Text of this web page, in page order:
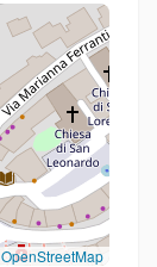
OpenStreetMap